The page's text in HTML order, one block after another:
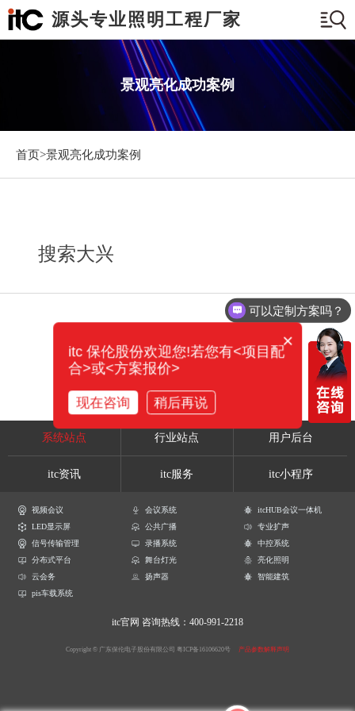
源头专业照明工程厂家
景观亮化成功案例
首页>景观亮化成功案例
搜索大兴
系统站点 行业站点 用户后台
itc资讯 itc服务 itc小程序
视频会议 会议系统
itcHUB会议一体机
LED显示屏
公共广播
专业扩声
信号传输管理
录播系统
中控系统
分布式平台
舞台灯光
亮化照明
云会务
扬声器
智能建筑
pis车载系统
itc官网 咨询热线：400-991-2218
Copyright © 广东保伦电子股份有限公司 粤ICP备16106620号 产品参数解释声明
可以定制方案吗？
×
itc 保伦股份欢迎您!若您有<项目配
合>或<方案报价>
现在咨询 稍后再说